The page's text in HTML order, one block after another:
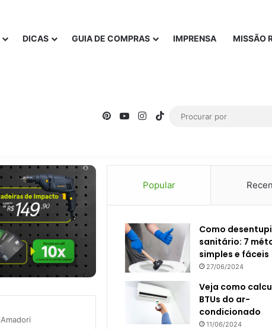
DICAS GUIA DE COMPRAS IMPRENSA MISSÃO
PinterestYouTubeInstagram
TikTok
Popular
Como
sanitário: 7
simples e fáceis
27/06/2024
Veja como
BTUs do ar-
condicionado
11/06/2024